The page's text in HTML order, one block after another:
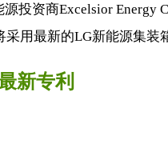
投资商Excelsior
用最新的LG新能源集装
新专利